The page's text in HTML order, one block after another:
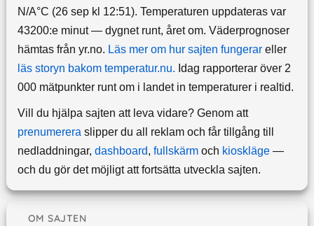
N/A°C (26 sep kl 12:51). Temperaturen uppdateras var
43200:e minut — dygnet runt, året om. Väderprognoser
hämtas från yr.no. Läs mer om hur sajten fungerareller
läs storyn bakom temperatur.nu. Idag rapporterar över 2
000 mätpunkter runt om i landet in temperaturer i realtid.
Vill du hjälpa sajten att leva vidare? Genom att
prenumereraslipper du all reklam och får tillgång till
nedladdningar, dashboard, fullskärmoch kioskläge—
och du gör det möjligt att fortsätta utveckla sajten.
OM SAJTEN